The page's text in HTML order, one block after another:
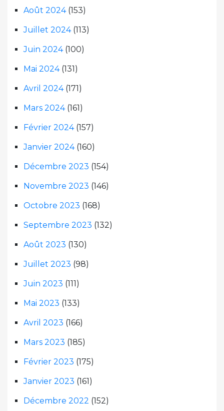
Août 2024(153)
Juillet 2024(113)
Juin 2024(100)
Mai 2024(131)
Avril 2024(171)
Mars 2024(161)
Février 2024(157)
Janvier 2024(160)
Décembre 2023 (154)
Novembre 2023 (146)
Octobre 2023 (168)
Septembre 2023 (132)
Août 2023 (130)
Juillet 2023 (98)
Juin 2023 (111)
Mai 2023 (133)
Avril 2023 (166)
Mars 2023 (185)
Février 2023 (175)
Janvier 2023 (161)
Décembre 2022 (152)